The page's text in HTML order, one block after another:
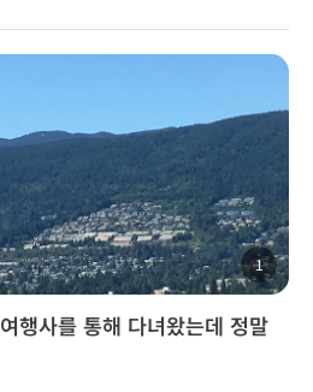
1
행사를 통해 다녀왔는데 정말